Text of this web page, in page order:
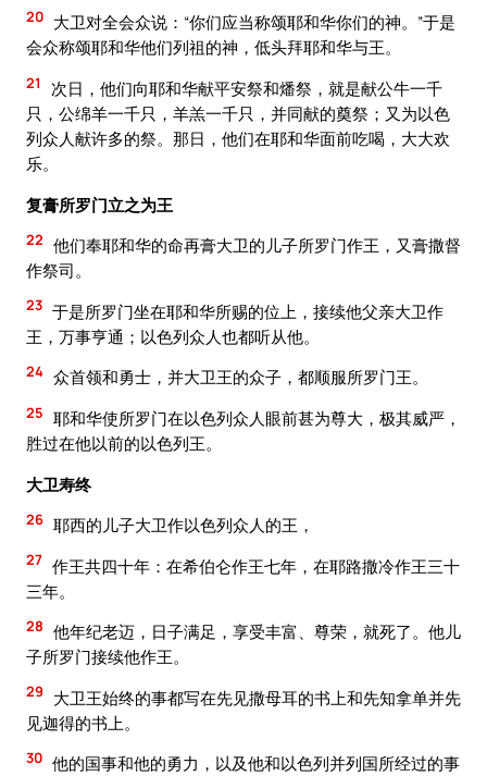
20 大卫对全会众说：“你们应当称颂耶和华你们的神。”于是
会众称颂耶和华他们列祖的神，低头拜耶和华与王。
21
次日，他们向耶和华献平安祭和燔祭，就是献公牛一千
只，公绵羊一千只，羊羔一千只，并同献的奠祭；又为以色
列众人献许多的祭。那日，他们在耶和华面前吃喝，大大欢
乐。
复膏所罗门立之为王
22 他们奉耶和华的命再膏大卫的儿子所罗门作王，又膏撒督
作祭司。
23 于是所罗门坐在耶和华所赐的位上，接续他父亲大卫作
王，万事亨通；以色列众人也都听从他。
24 众首领和勇士，并大卫王的众子，都顺服所罗门王。
25 耶和华使所罗门在以色列众人眼前甚为尊大，极其威严，
胜过在他以前的以色列王。
大卫寿终
26 耶西的儿子大卫作以色列众人的王，
27 作王共四十年：在希伯仑作王七年，在耶路撒冷作王三十
三年。
28 他年纪老迈，日子满足，享受丰富、尊荣，就死了。他儿
子所罗门接续他作王。
29
大卫王始终的事都写在先见撒母耳的书上和先知拿单并先
见迦得的书上。
30 他的国事和他的勇力，以及他和以色列并列国所经过的事